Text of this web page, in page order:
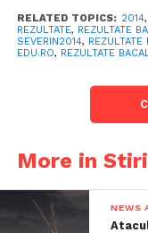
RELATED TOPICS: 2014,
REZULTATE, REZULTATE
SEVERIN2014,
EDU.RO, REZULTATE
More in Stiri
NEWS